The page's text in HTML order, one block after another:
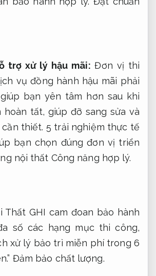
trợ xử lý hậu mãi: Đơn vị thi
vụ đồng hành hậu mãi phải
bạn yên tâm hơn sau khi
hoàn tất, giúp đỡ sang sửa và
thiết. 5 trải nghiệm thực tế
bạn chọn đúng đơn vị triển
nội thất Công năng hợp lý.
Thất GHI cam đoan bảo hành
số các hạng mục thi công,
xử lý bảo trì miễn phí trong 6
Đảm bảo chất lượng.